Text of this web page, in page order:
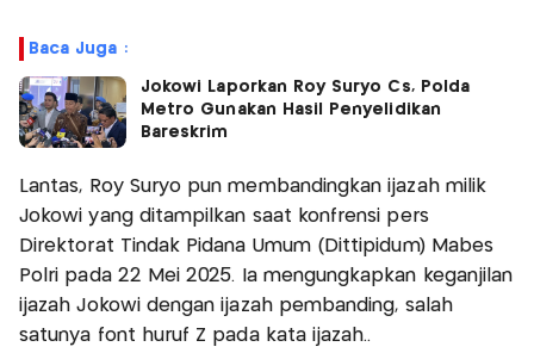
Baca Juga :
Jokowi Laporkan Roy Suryo Cs, Polda
Metro Gunakan Hasil Penyelidikan
Bareskrim
Lantas, Roy Suryo pun membandingkan ijazah milik
Jokowi yang ditampilkan saat konfrensi pers
Direktorat Tindak Pidana Umum (Dittipidum) Mabes
Polri pada 22 Mei 2025. Ia mengungkapkan keganjilan
ijazah Jokowi dengan ijazah pembanding, salah
satunya font huruf Z pada kata ijazah..